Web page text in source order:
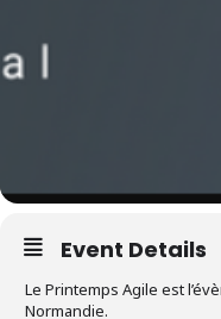
Event Details
Le Printemps Agile est
Normandie.